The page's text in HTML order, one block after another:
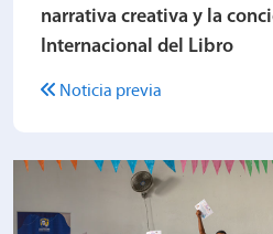
narrativa creativa y la
Internacional del Libro
Noticia previa